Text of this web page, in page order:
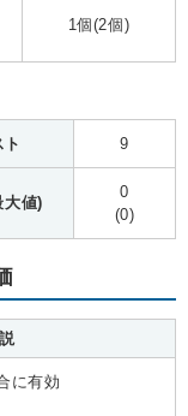
1個(2個)
ト 9
大値)
0
(0)
に有効